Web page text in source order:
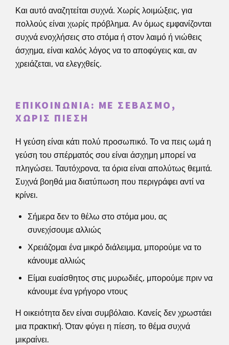
Και αυτό αναζητείται συχνά. Χωρίς λοιμώξεις, για
πολλούς είναι χωρίς πρόβλημα. Αν όμως εμφανίζονται
συχνά ενοχλήσεις στο στόμα ή στον λαιμό ή νιώθεις
άσχημα, είναι καλός λόγος να το αποφύγεις και, αν
χρειάζεται, να ελεγχθείς.
ΕΠΙΚΟΙΝΩΝΊΑ: ΜΕ ΣΕΒΑΣΜΌ,
ΧΩΡΊΣ ΠΊΕΣΗ
Η γεύση είναι κάτι πολύ προσωπικό. Το να πεις ωμά η
γεύση του σπέρματός σου είναι άσχημη μπορεί να
πληγώσει. Ταυτόχρονα, τα όρια είναι απολύτως θεμιτά.
Συχνά βοηθά μια διατύπωση που περιγράφει αντί να
κρίνει.
Σήμερα δεν το θέλω στο στόμα μου, ας
συνεχίσουμε αλλιώς
Χρειάζομαι ένα μικρό διάλειμμα, μπορούμε να το
κάνουμε αλλιώς
Είμαι ευαίσθητος στις μυρωδιές, μπορούμε πριν να
κάνουμε ένα γρήγορο ντους
Η οικειότητα δεν είναι συμβόλαιο. Κανείς δεν χρωστάει
μια πρακτική. Όταν φύγει η πίεση, το θέμα συχνά
μικραίνει.